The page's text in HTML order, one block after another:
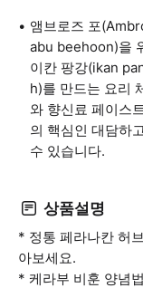
앰브로즈 포
abu beehoon)을
이칸 팡강(ikan
h)를 만드는 요리
와 향신료 페이스
의 핵심인 대담하
수 있습니다.
상품설명
* 정통 페라나칸 허
아보세요.
* 케라부 비훈 양념